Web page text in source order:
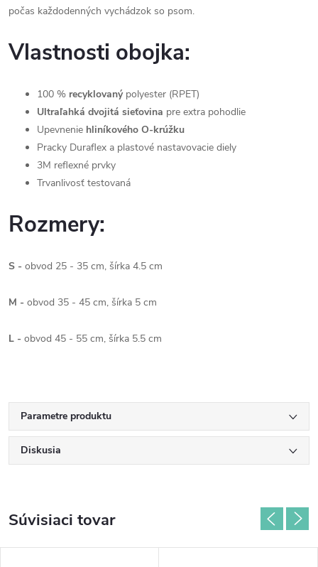
počas každodenných vychádzok so psom.
Vlastnosti obojka:
100 % recyklovanýpolyester (RPET)
Ultraľahká dvojitá sieťovina pre extra pohodlie
Upevnenie hliníkového O-krúžku
Pracky Duraflex a plastové nastavovacie diely
3M reflexné prvky
Trvanlivosť testovaná
Rozmery:
S - obvod 25 - 35 cm, šírka 4.5 cm
M - obvod 35 - 45 cm, šírka 5 cm
L - obvod 45 - 55 cm, šírka 5.5 cm
Parametre produktu
Diskusia
Súvisiaci tovar